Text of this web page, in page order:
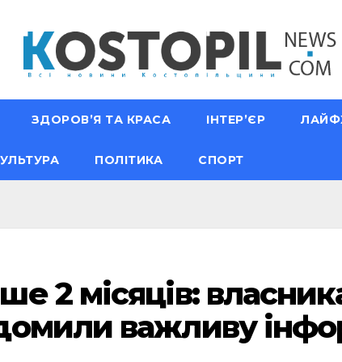
ЗДОРОВ’Я ТА КРАСА ІНТЕР’ЄР
ПОЛІТИКА СПОРТ
2 місяців:
важливу